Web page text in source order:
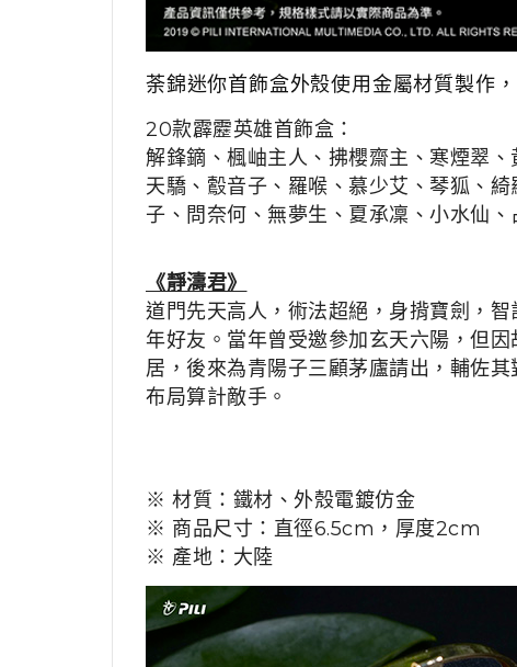
荼錦迷你首飾盒外殼使用金屬材質製作
20款霹靂英雄首飾盒：
解鋒鏑、楓岫主人、拂櫻齋主、寒煙翠
天驕、鷇音子、羅喉、慕少艾、琴狐、
子、問奈何、無夢生、夏承凜、小水仙
《靜濤君》
道門先天高人，術法超絕，身揹寶劍，
年好友。當年曾受邀參加玄天六陽，但
居，後來為青陽子三顧茅廬請出，輔佐
布局算計敵手。
※ 材質：鐵材、外殼電鍍仿金
※ 商品尺寸：直徑6.5cm，厚度2cm
※ 產地：大陸